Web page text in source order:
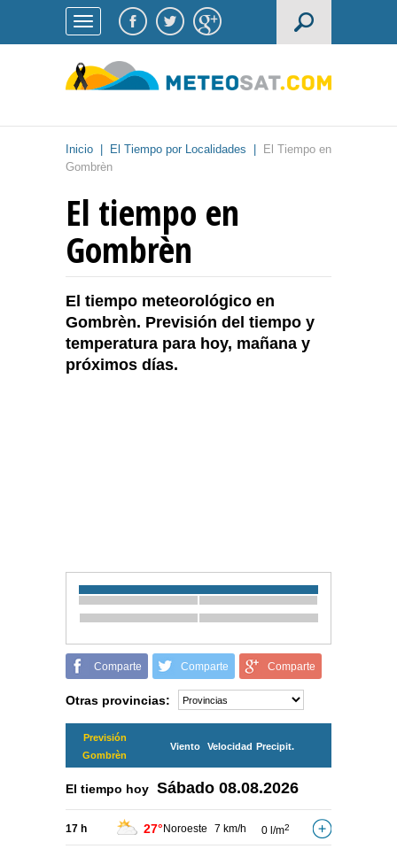
Inicio El Tiempo por Localidades
El Tiempo en
Gombrèn
El tiempo en
Gombrèn
El tiempo meteorológico en
Gombrèn. Previsión del tiempo y
temperatura para hoy, mañana y
próximos días.
Comparte Comparte Comparte
Otras provincias:
Previsión
Gombrèn
Viento Velocidad Precipit.
El tiempo hoy Sábado 08.08.2026
17 h 27° Noroeste 7 km/h 0 l/m2